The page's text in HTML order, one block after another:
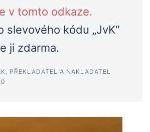
v tomto odkaze.
slevového kódu „JvK“
ji zdarma.
PŘEKLADATEL A NAKLADATEL